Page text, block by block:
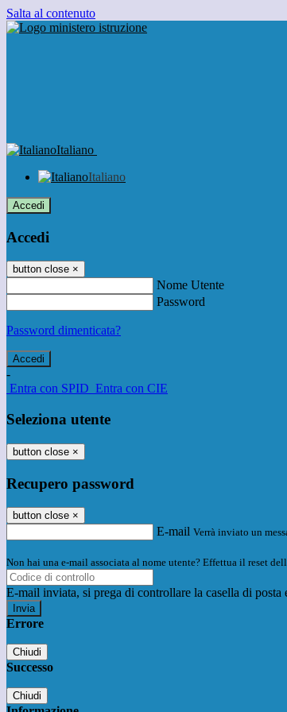
Salta al contenuto
Italiano
Italiano
Accedi
Accedi
button close ×
Nome Utente
Password
Password dimenticata?
-
Entra con SPID Entra con CIE
Seleziona utente
button close ×
Recupero password
button close ×
E-mail Verrà inviato un
Non hai una e-mail associata al nome utente? Effettua il reset
E-mail inviata, si prega di controllare la casella di posta
Errore
Chiudi
Successo
Chiudi